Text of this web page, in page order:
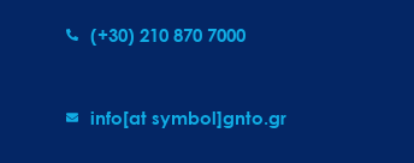
(+30) 210 870 7000
info[at symbol]gnto.gr